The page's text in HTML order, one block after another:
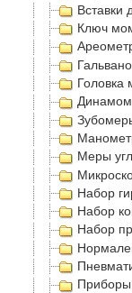
Вставки
Ключ
Головка
Меры
Набор
Набор
Набор
Приборы